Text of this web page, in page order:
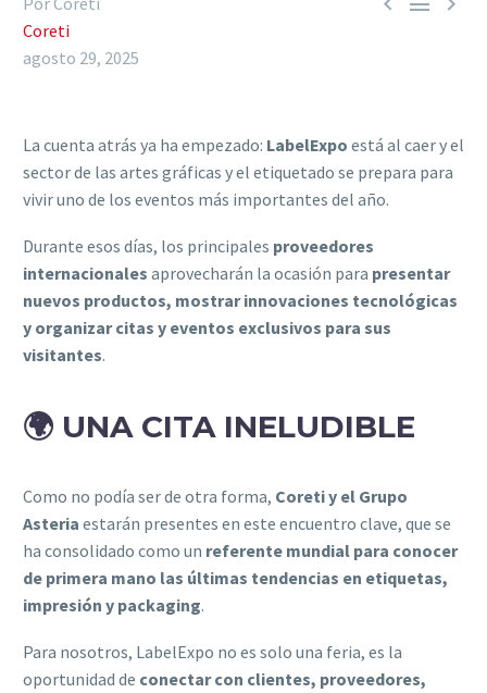
Coreti
agosto 29, 2025
La cuenta atrás ya ha empezado: LabelExpo está al caer y el
sector de las artes gráficas y el etiquetado se prepara para
vivir uno de los eventos más importantes del año.
Durante esos días, los principales proveedores
internacionales aprovecharán la ocasión para presentar
nuevos productos, mostrar innovaciones tecnológicas
y organizar citas y eventos exclusivos para sus
visitantes.
🌍 UNA CITA INELUDIBLE
Como no podía ser de otra forma, Coreti y el Grupo
Asteria estarán presentes en este encuentro clave, que se
ha consolidado como un referente mundial para conocer
de primera mano las últimas tendencias en etiquetas,
impresión y packaging.
Para nosotros, LabelExpo no es solo una feria, es la
oportunidad de conectar con clientes, proveedores,